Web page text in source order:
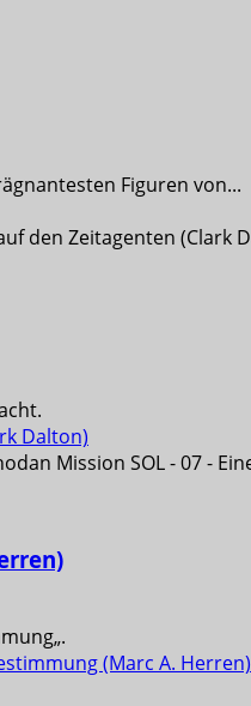
Figuren von...
Dalton)
(Marc A. Herren)